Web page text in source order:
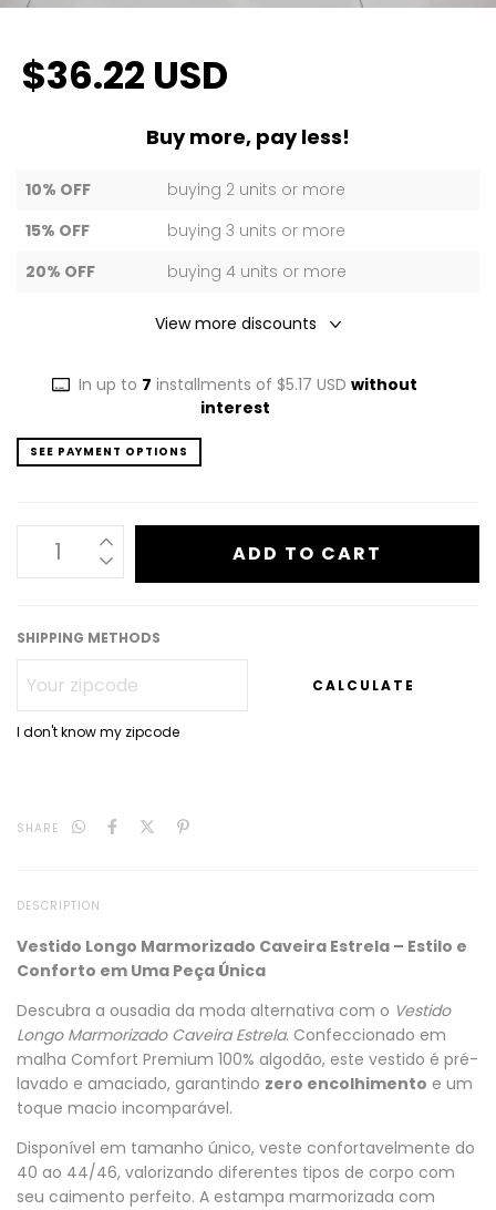
$36.22 USD
Buy more, pay less!
10% OFF
buying 2 units or more
15% OFF
buying 3 units or more
20% OFF
buying 4 units or more
View more discounts
In up to 7 installments of $5.17 USD without
interest
SEE PAYMENT OPTIONS
SHIPPING METHODS
CALCULATE
I don't know my zipcode
SHARE
DESCRIPTION
Vestido Longo Marmorizado Caveira Estrela – Estilo e
Conforto em Uma Peça Única
Descubra a ousadia da moda alternativa com o Vestido
Longo Marmorizado Caveira Estrela. Confeccionado em
malha Comfort Premium 100% algodão, este vestido é pré-
lavado e amaciado, garantindo zero encolhimento e um
toque macio incomparável.
Disponível em tamanho único, veste confortavelmente do
40 ao 44/46, valorizando diferentes tipos de corpo com
seu caimento perfeito. A estampa marmorizada com